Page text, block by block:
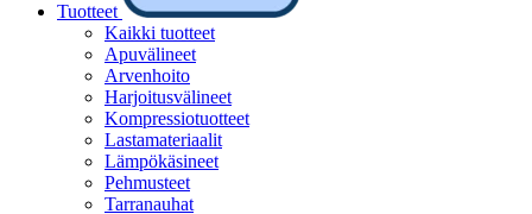
Tuotteet
Kaikki tuotteet
Apuvälineet
Arvenhoito
Harjoitusvälineet
Kompressiotuotteet
Lastamateriaalit
Lämpökäsineet
Pehmusteet
Tarranauhat